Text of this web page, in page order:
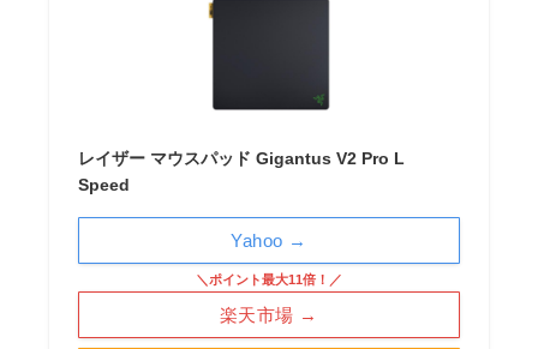
レイザー マウスパッド Gigantus V2 Pro L
Speed
＼ポイント最大11倍！／
楽天市場 →
Yahoo →